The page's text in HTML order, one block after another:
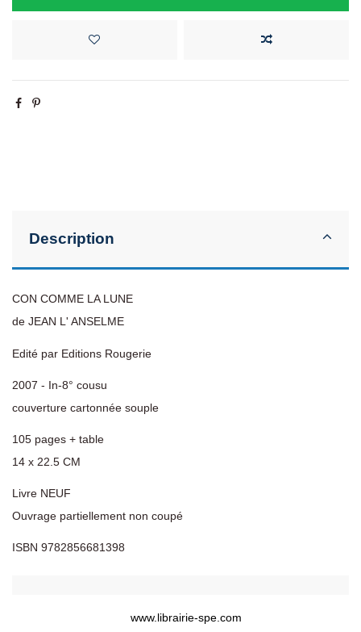
Description
CON COMME LA LUNE
de JEAN L' ANSELME
Edité par Editions Rougerie
2007 - In-8° cousu
couverture cartonnée souple
105 pages + table
14 x 22.5 CM
Livre NEUF
Ouvrage partiellement non coupé
ISBN 9782856681398
www.librairie-spe.com